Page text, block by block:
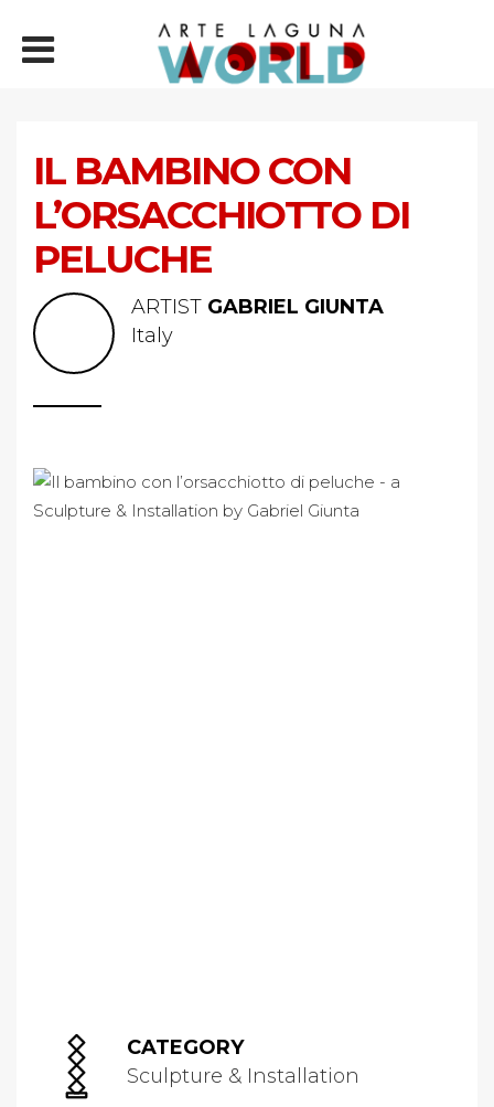
IL BAMBINO CON
L’ORSACCHIOTTO DI
PELUCHE
ARTIST GABRIEL GIUNTA
Italy
CATEGORY
Sculpture & Installation